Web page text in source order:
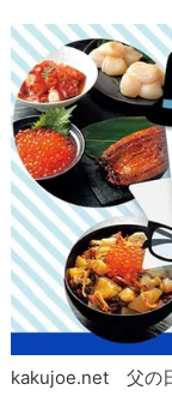
kakujoe.net 父の